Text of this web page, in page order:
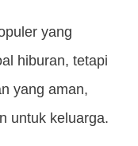
yang
hiburan, tetapi
yang aman,
untuk keluarga.